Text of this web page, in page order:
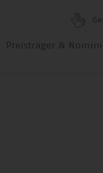
Preisträger &